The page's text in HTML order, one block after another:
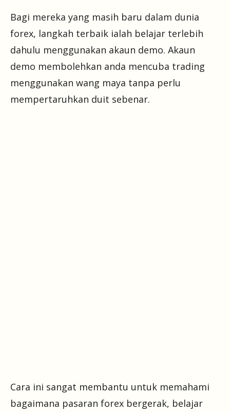
Bagi mereka yang masih baru dalam dunia
forex, langkah terbaik ialah belajar terlebih
dahulu menggunakan akaun demo. Akaun
demo membolehkan anda mencuba trading
menggunakan wang maya tanpa perlu
mempertaruhkan duit sebenar.
Cara ini sangat membantu untuk memahami
bagaimana pasaran forex bergerak, belajar